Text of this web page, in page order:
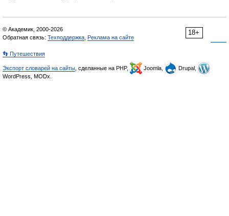
18+
© Академик, 2000-2026
Обратная связь: Техподдержка Реклама на сайте
👣 Путешествия
Экспорт словарей на сайты , сделанные на PHP, Joomla,
Drupal,
WordPress, MODx.